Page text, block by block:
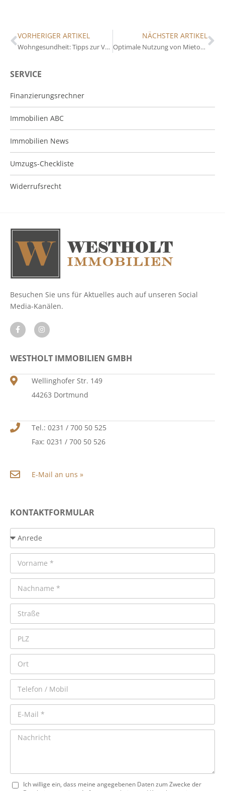
SERVICE
Finanzierungsrechner
Immobilien ABC
Immobilien News
Umzugs-Checkliste
Widerrufsrecht
VORHERIGER ARTIKEL
Wohngesundheit: Tipps zur Verbesserung der Lebensqualität in Immobilien
NÄCHSTER ARTIKEL
Optimale Nutzung von Mietobjekten: Strategien zur Wertsteigerung
Besuchen Sie uns für Aktuelles auch auf unseren Social
Media-Kanälen.
WESTHOLT IMMOBILIEN GMBH
Wellinghofer Str. 149
44263 Dortmund
Tel.: 0231 / 700 50 525
Fax: 0231 / 700 50 526
E-Mail an uns »
KONTAKTFORMULAR
Ich willige ein, dass meine angegebenen Daten zum Zwecke der